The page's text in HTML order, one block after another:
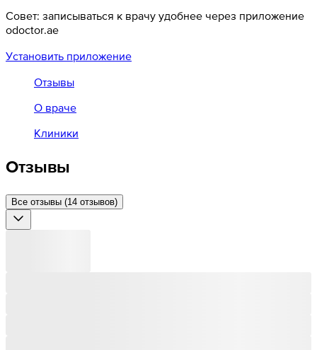
Совет: записываться к врачу удобнее через приложение
odoctor.ae
Установить приложение
Отзывы
О враче
Клиники
Отзывы
Все отзывы (14 отзывов)